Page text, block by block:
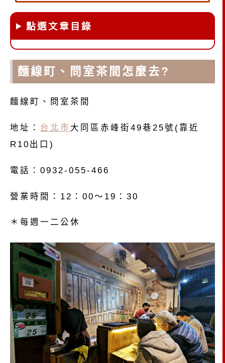
點選文章目錄
麵線町、問室茶間怎麼去?
麵線町、問室茶間
地址： 台北市 大同區赤峰街49巷25號(靠近
R10出口)
電話：0932-055-466
營業時間：12：00～19：30
＊每週一二公休